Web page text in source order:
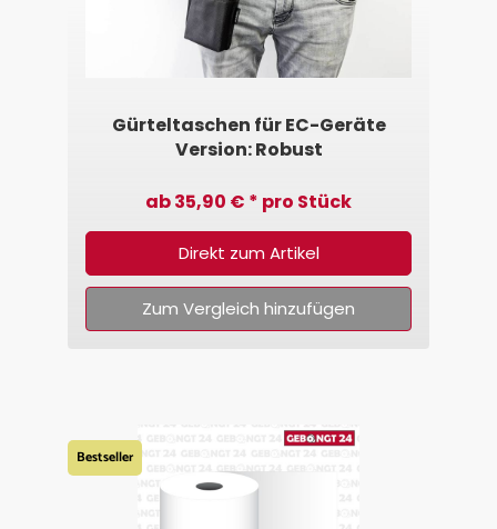
Gürteltaschen für EC-Geräte
Version: Robust
ab 35,90 € * pro Stück
Direkt zum Artikel
Zum Vergleich hinzufügen
Bestseller